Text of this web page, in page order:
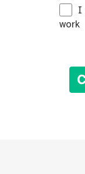
I
work